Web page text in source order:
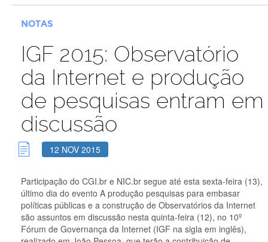
NOTAS
IGF 2015: Observatório
da Internet e produção
de pesquisas entram em
discussão
12 NOV 2015
Participação do CGI.br e NIC.br segue até esta sexta-feira (13),
último dia do evento A produção pesquisas para embasar
políticas públicas e a construção de Observatórios da Internet
são assuntos em discussão nesta quinta-feira (12), no 10º
Fórum de Governança da Internet (IGF na sigla em inglês),